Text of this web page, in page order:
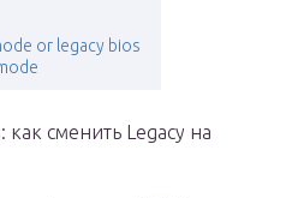
or legacy bios
сменить Legacy на